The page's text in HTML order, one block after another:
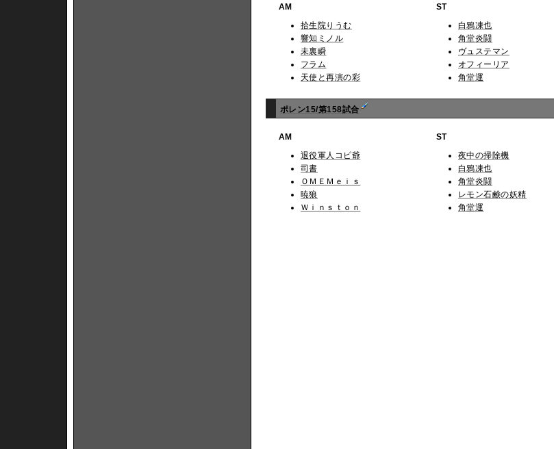
AM
拾生院りうむ
響知ミノル
未裏瞬
フラム
天使と再演の彩
ST
白鴉凍也
角堂炎闘
ヴュステマン
オフィーリア
角堂運
ポレン15/第158試合
AM
退役軍人コピ爺
司書
ＯＭＥＭｅｉｓ
暁狼
Ｗｉｎｓｔｏｎ
ST
夜中の掃除機
白鴉凍也
角堂炎闘
レモン石鹸の妖精
角堂運